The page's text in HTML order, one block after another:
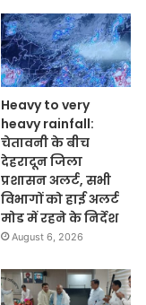
Heavy to very
heavy rainfall:
चेतावनी के बीच
देहरादून जिला
प्रशासन अलर्ट, सभी
विभागों को हाई अलर्ट
मोड में रहने के निर्देश
August 6, 2026